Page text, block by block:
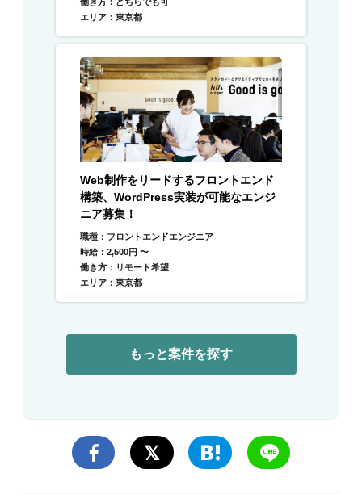
エリア：東京都
Web制作をリードするフロントエンド
構築、WordPress実装が可能なエンジ
ニア募集！
職種：フロントエンドエンジニア
時給：2,500円 〜
働き方：リモート希望
エリア：東京都
もっと案件を探す